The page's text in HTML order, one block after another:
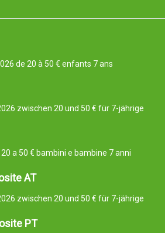
de 20 à 50 € enfants 7 ans
zwischen 20 und 50 € für 7-jährige
a 50 € bambini e bambine 7 anni
AT
zwischen 20 und 50 € für 7-jährige
PT